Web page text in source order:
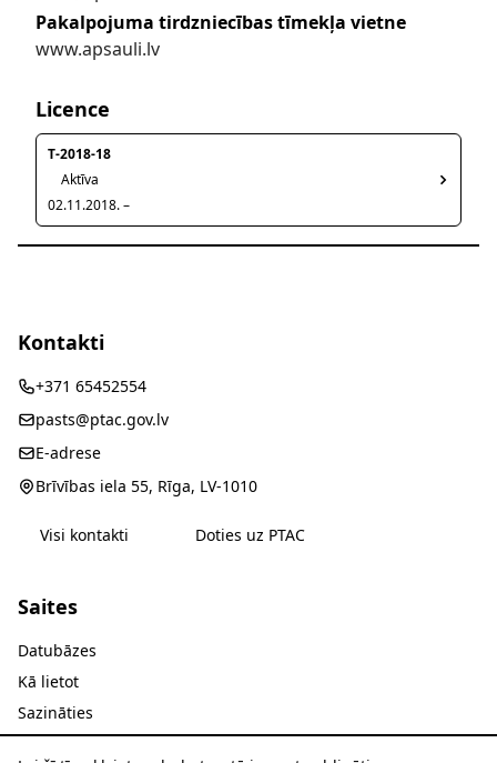
Pakalpojuma tirdzniecības tīmekļa vietne
www.apsauli.lv
Licence
T-2018-18
Aktīva
02.11.2018. –
Kontakti
+371 65452554
pasts@ptac.gov.lv
E-adrese
Brīvības iela 55, Rīga, LV-1010
Visi kontakti Doties uz PTAC
Saites
Datubāzes
Kā lietot
Sazināties